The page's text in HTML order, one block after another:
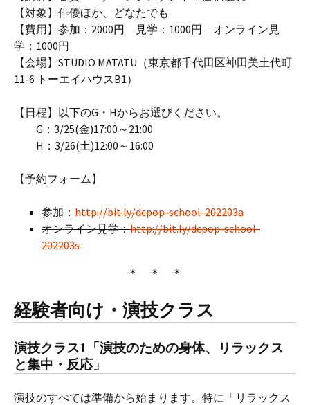
【対象】俳優ほか、どなたでも
【費用】参加：2000円 見学：1000円 オンライン見
学：1000円
【会場】STUDIO MATATU（東京都千代田区神田美土代町
11-6 トーエイハウスB1）
【日程】以下のG・Hからお選びください。
G：3/25(金)17:00～21:00
H：3/26(土)12:00～16:00
【予約フォーム】
参加：http://bit.ly/dcpop-school-202203a
オンライン見学：http://bit.ly/dcpop-school-
202203s
＊ ＊ ＊
経験者向け・演技クラス
演技クラス1「演技のための身体、リラックス
と集中・反応」
演技のすべては準備から始まります。特に「リラックス